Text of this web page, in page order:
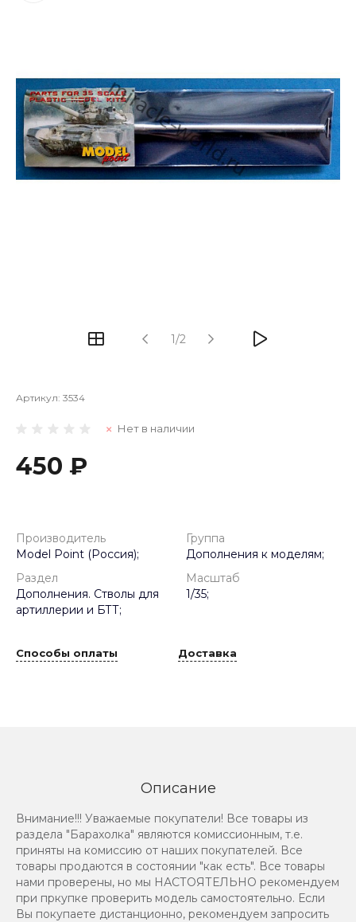
1/2
Артикул: 3534
Нет в наличии
450 ₽
Производитель
Model Point (Россия);
Группа
Дополнения к моделям;
Раздел
Дополнения. Стволы для
артиллерии и БТТ;
Масштаб
1/35;
Способы оплаты Доставка
Описание
Внимание!!! Уважаемые покупатели! Все товары из
раздела "Барахолка" являются комиссионным, т.е.
приняты на комиссию от наших покупателей. Все
товары продаются в состоянии "как есть". Все товары
нами проверены, но мы НАСТОЯТЕЛЬНО рекомендуем
при пркупке проверить модель самостоятельно. Если
Вы покупаете дистанционно, рекомендуем запросить